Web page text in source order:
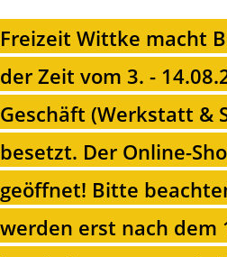
Freizeit Wittke macht
der Zeit vom 3. -
Geschäft (Werkstatt &
besetzt. Der Online-
geöffnet! Bitte
werden erst nach dem